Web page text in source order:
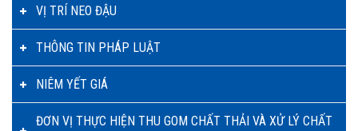
VỊ TRÍ NEO ĐẬU
THÔNG TIN PHÁP LUẬT
NIÊM YẾT GIÁ
ĐƠN VỊ THỰC HIỆN THU GOM CHẤT THẢI VÀ XỬ LÝ CHẤT